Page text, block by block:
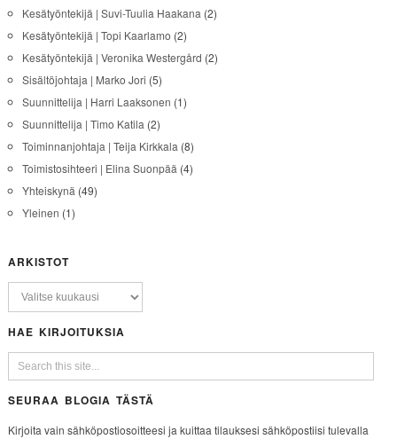
Kesätyöntekijä | Suvi-Tuulia Haakana (2)
Kesätyöntekijä | Topi Kaarlamo (2)
Kesätyöntekijä | Veronika Westergård (2)
Sisältöjohtaja | Marko Jori (5)
Suunnittelija | Harri Laaksonen (1)
Suunnittelija | Timo Katila (2)
Toiminnanjohtaja | Teija Kirkkala (8)
Toimistosihteeri | Elina Suonpää (4)
Yhteiskynä (49)
Yleinen (1)
ARKISTOT
HAE KIRJOITUKSIA
SEURAA BLOGIA TÄSTÄ
Kirjoita vain sähköpostiosoitteesi ja kuittaa tilauksesi sähköpostiisi tulevalla